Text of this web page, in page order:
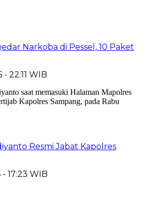
Narkoba di Pessel, 10 Paket
22:11 WIB
Resmi Jabat Kapolres
17:23 WIB